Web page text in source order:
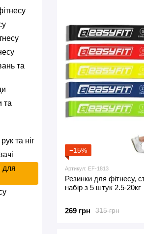
−15%
Артикул: EF-1813
Резинки для фітнесу,
набір з 5 штук 2.5-20кг
315 грн
269 грн
та
та
та ніг
для